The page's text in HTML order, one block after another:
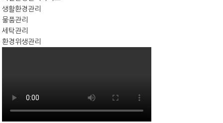
생활환경관리
물품관리
세탁관리
환경위생관리